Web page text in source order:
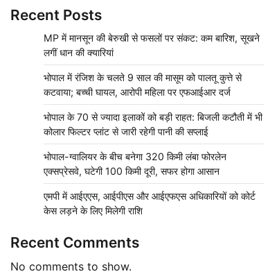
Recent Posts
MP में मानसून की बेरुखी से फसलों पर संकट: कम बारिश, सूखने
लगीं धान की क्यारियां
भोपाल में रंजिश के चलते 9 साल की मासूम को पालतू कुत्ते से
कटवाया; बच्ची घायल, आरोपी महिला पर एफआईआर दर्ज
भोपाल के 70 से ज्यादा इलाकों को बड़ी राहत: बिजली कटौती में भी
कोलार फिल्टर प्लांट से जारी रहेगी पानी की सप्लाई
भोपाल-ग्वालियर के बीच बनेगा 320 किमी लंबा फोरलेन
एक्सप्रेसवे, घटेगी 100 किमी दूरी, सफर होगा आसान
एमपी में आईएएस, आईपीएस और आईएफएस अधिकारियों को कोर्ट
केस लड़ने के लिए मिलेगी राशि
Recent Comments
No comments to show.